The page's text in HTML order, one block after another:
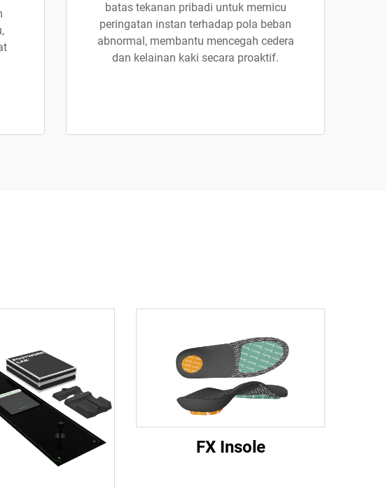
batas tekanan pribadi untuk memicu
peringatan instan terhadap pola beban
abnormal, membantu mencegah cedera
dan kelainan kaki secara proaktif.
FX Insole